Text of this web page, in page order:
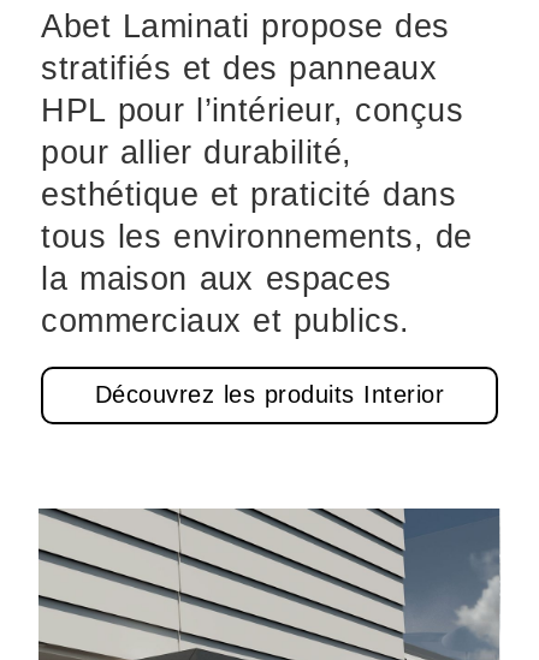
Abet Laminati propose des
stratifiés et des panneaux
HPL pour l’intérieur, conçus
pour allier durabilité,
esthétique et praticité dans
tous les environnements, de
la maison aux espaces
commerciaux et publics.
Découvrez les produits Interior